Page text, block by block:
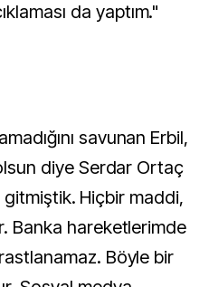
da yaptım."
savunan Erbil,
diye Serdar Ortaç
gitmiştik. Hiçbir maddi,
Banka hareketlerimde
Böyle bir